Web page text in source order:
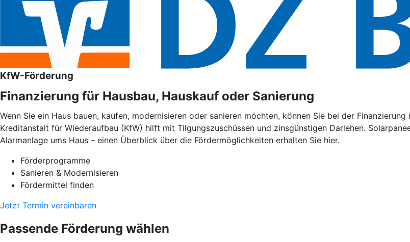
KfW-Förderung
Finanzierung für Hausbau, Hauskauf oder Sanierung
Wenn Sie ein Haus bauen, kaufen, modernisieren oder sanieren möchten, können Sie bei der
Kreditanstalt für Wiederaufbau (KfW) hilft mit Tilgungszuschüssen und zinsgünstigen Darlehen.
Alarmanlage ums Haus – einen Überblick über die Fördermöglichkeiten erhalten Sie hier.
Förderprogramme
Sanieren & Modernisieren
Fördermittel finden
Jetzt Termin vereinbaren
Passende Förderung wählen